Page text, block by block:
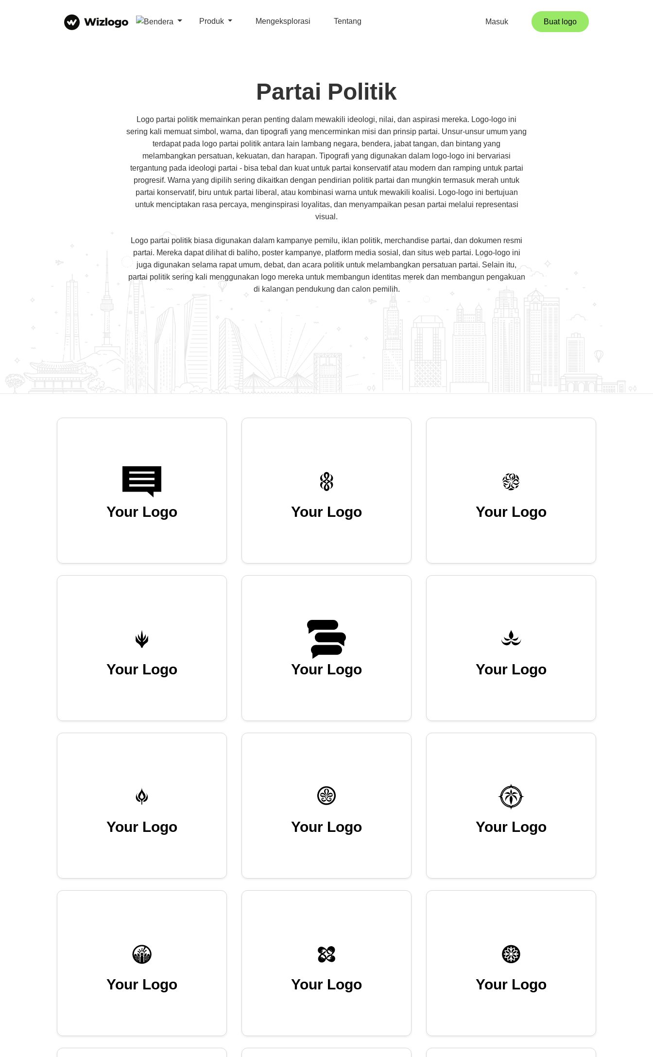
Produk Mengeksplorasi Tentang Masuk Buat logo
Partai Politik
Logo partai politik memainkan peran penting dalam mewakili ideologi, nilai, dan aspirasi mereka. Logo-logo ini
sering kali memuat simbol, warna, dan tipografi yang mencerminkan misi dan prinsip partai. Unsur-unsur umum yang
terdapat pada logo partai politik antara lain lambang negara, bendera, jabat tangan, dan bintang yang
melambangkan persatuan, kekuatan, dan harapan. Tipografi yang digunakan dalam logo-logo ini bervariasi
tergantung pada ideologi partai - bisa tebal dan kuat untuk partai konservatif atau modern dan ramping untuk partai
progresif. Warna yang dipilih sering dikaitkan dengan pendirian politik partai dan mungkin termasuk merah untuk
partai konservatif, biru untuk partai liberal, atau kombinasi warna untuk mewakili koalisi. Logo-logo ini bertujuan
untuk menciptakan rasa percaya, menginspirasi loyalitas, dan menyampaikan pesan partai melalui representasi
visual.
Logo partai politik biasa digunakan dalam kampanye pemilu, iklan politik, merchandise partai, dan dokumen resmi
partai. Mereka dapat dilihat di baliho, poster kampanye, platform media sosial, dan situs web partai. Logo-logo ini
juga digunakan selama rapat umum, debat, dan acara politik untuk melambangkan persatuan partai. Selain itu,
partai politik sering kali menggunakan logo mereka untuk membangun identitas merek dan membangun pengakuan
di kalangan pendukung dan calon pemilih.
Your Logo Your Logo Your Logo
Your Logo Your Logo Your Logo
Your Logo Your Logo Your Logo
Your Logo Your Logo Your Logo